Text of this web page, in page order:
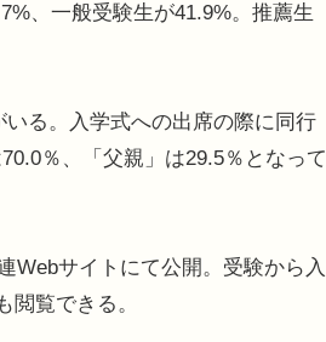
、一般受験生が41.9%。推薦生
る。入学式への出席の際に同行
％、「父親」は29.5％となって
Webサイトにて公開。受験から入
覧できる。